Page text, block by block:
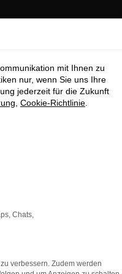
mit Ihnen zu
nur, wenn Sie uns Ihre
jederzeit für die Zukunft
Cookie-Richtlinie
Chats,
verbessern. Zudem werden